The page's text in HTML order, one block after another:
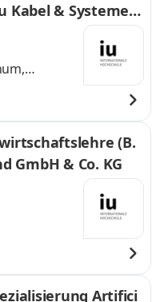
Kabel & Systeme G
(B.
GmbH & Co. KG
Artifici